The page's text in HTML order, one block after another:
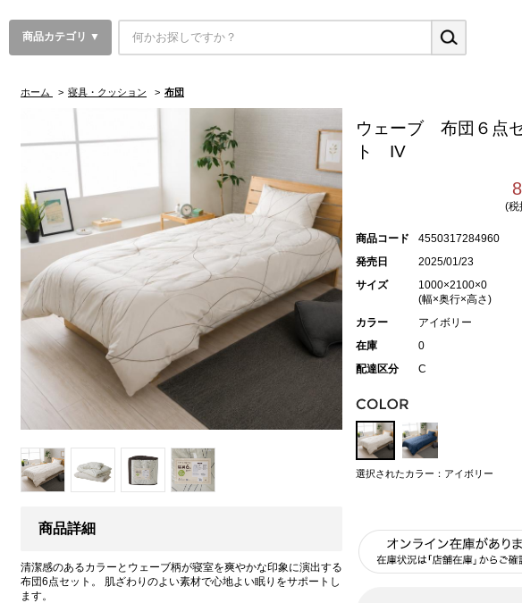
商品カテゴリ ▼
ホーム > 寝具・クッション > 布団
商品詳細
清潔感のあるカラーとウェーブ柄が寝室を爽やかな印象に演出する
布団6点セット。 肌ざわりのよい素材で心地よい眠りをサポートし
ます。
ウェーブ 布団６点
ト IV
(税
商品コード
4550317284960
発売日
2025/01/23
サイズ
1000×2100×0
(幅×奥行×高さ)
カラー
アイボリー
在庫
0
配達区分
C
選択されたカラー：アイボリー